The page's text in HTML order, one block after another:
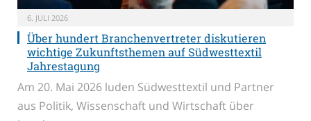
6. JULI 2026
Über hundert Branchenvertreter diskutieren
wichtige Zukunftsthemen auf Südwesttextil
Jahrestagung
Am 20. Mai 2026 luden Südwesttextil und Partner
aus Politik, Wissenschaft und Wirtschaft über